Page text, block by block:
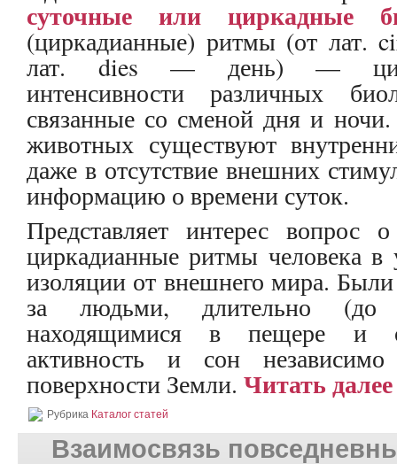
суточные или циркадные
(циркадианные) ритмы (от лат.
лат. dies — день) —
интенсивности различных
связанные со сменой дня и
животных существуют
даже в отсутствие внешних
информацию о времени суток.
Представляет интерес вопрос
циркадианные ритмы человека в
изоляции от внешнего мира.
за людьми, длительно (до
находящимися в пещере и
активность и сон
поверхности Земли. Читать
Рубрика Каталог статей
Взаимосвязь